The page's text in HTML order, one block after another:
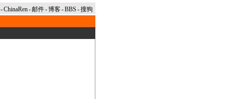
-ChinaRen-邮件-博客-BBS -搜狗